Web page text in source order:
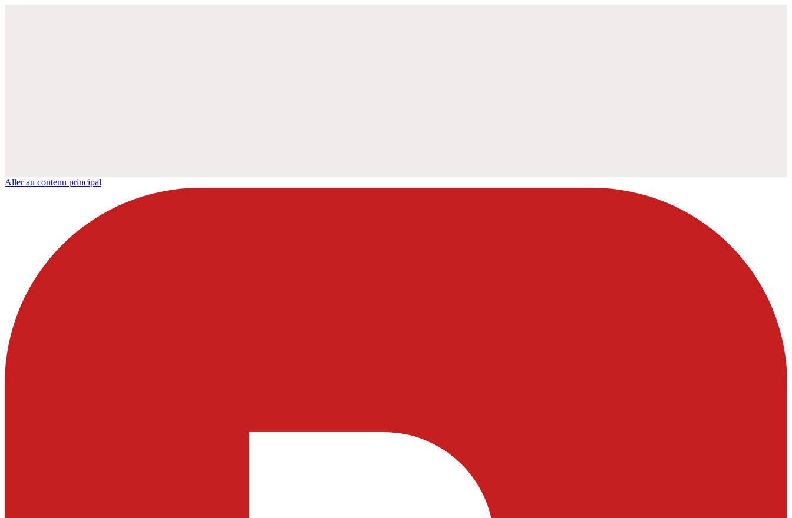
Aller au contenu principal